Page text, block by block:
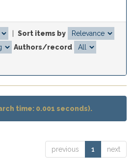
Sort items by
Authors/record
time: 0.001 seconds).
previous 1 next